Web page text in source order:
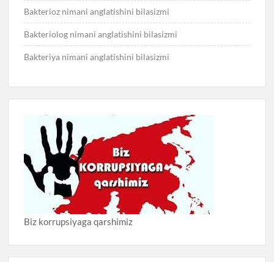
Bakterioz nimani anglatishini bilasizmi
Bakteriolog nimani anglatishini bilasizmi
Bakteriya nimani anglatishini bilasizmi
Biz korrupsiyaga qarshimiz